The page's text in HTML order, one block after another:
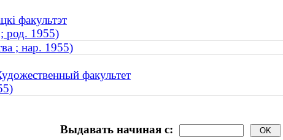
факультэт
род. 1955)
; нар. 1955)
факультет
Выдавать начиная с: